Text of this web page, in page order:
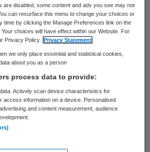
door Maurits Giesen
in de zorg, zo kun je
are disabled, some content and ads you see may not
can resurface this menu to change your choices or
time by clicking the Manage Preferences link on the
choices will have effect within our Website. For
Privacy Policy.
Privacy Statement
we only place essential and statistical cookies,
about you as a person
process data to provide:
Actively scan device characteristics for
access information on a device. Personalised
and content measurement, audience